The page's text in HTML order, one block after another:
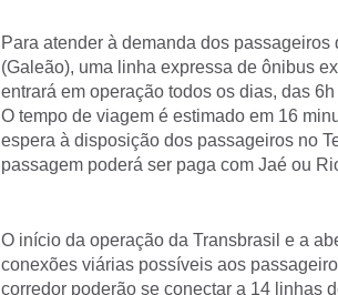
Para atender à demanda dos
(Galeão), uma linha expressa de ônibus
entrará em operação todos os dias, das
O tempo de viagem é estimado em 16
espera à disposição dos passageiros no
passagem poderá ser paga com Jaé ou
O início da operação da Transbrasil e a
conexões viárias possíveis aos
corredor poderão se conectar a 14 linhas